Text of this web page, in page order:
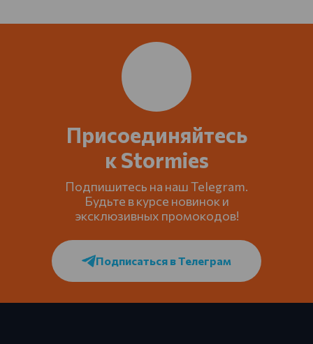
Подпишитесь на наш Telegram.
Будьте в курсе новинок и
эксклюзивных промокодов!
Присоединяйтесь
к Stormies
Подписаться в Телеграм